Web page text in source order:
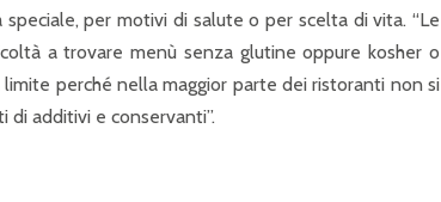
per motivi di salute o per scelta di vita. “Le
a trovare menù senza glutine oppure kosher o
perché nella maggior parte dei ristoranti non si
di additivi e conservanti”.